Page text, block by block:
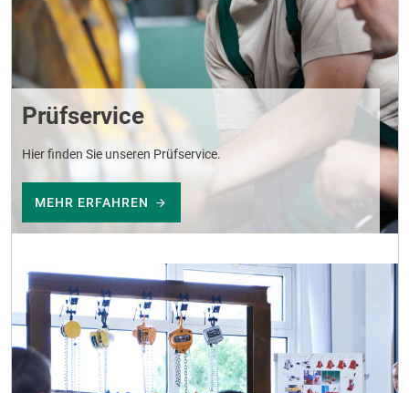
Prüfservice
Hier finden Sie unseren Prüfservice.
MEHR ERFAHREN